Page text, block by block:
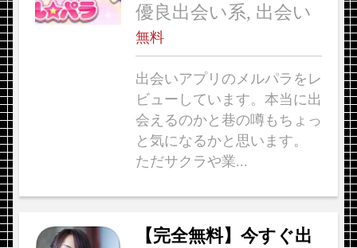
優良出会い系, 出会い
無料
出会いアプリのメルパラをレ
ビューしています。本当に出
会えるのかと巷の噂もちょっ
と気になるかと思います。
ただサクラや業...
【完全無料】今すぐ出